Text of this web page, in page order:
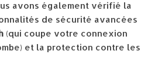
avons également vérifié la
de sécurité avancées
(qui coupe votre connexion
et la protection contre les